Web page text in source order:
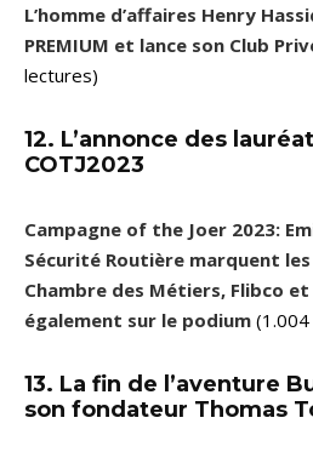
L’homme d’affaires Henry
PREMIUM et lance son Club
lectures)
12. L’annonce des
COTJ2023
Campagne of the Joer 2023:
Sécurité Routière marquent
Chambre des Métiers, Flibco
également sur le podium
13. La fin de l’aventure
son fondateur Thomas